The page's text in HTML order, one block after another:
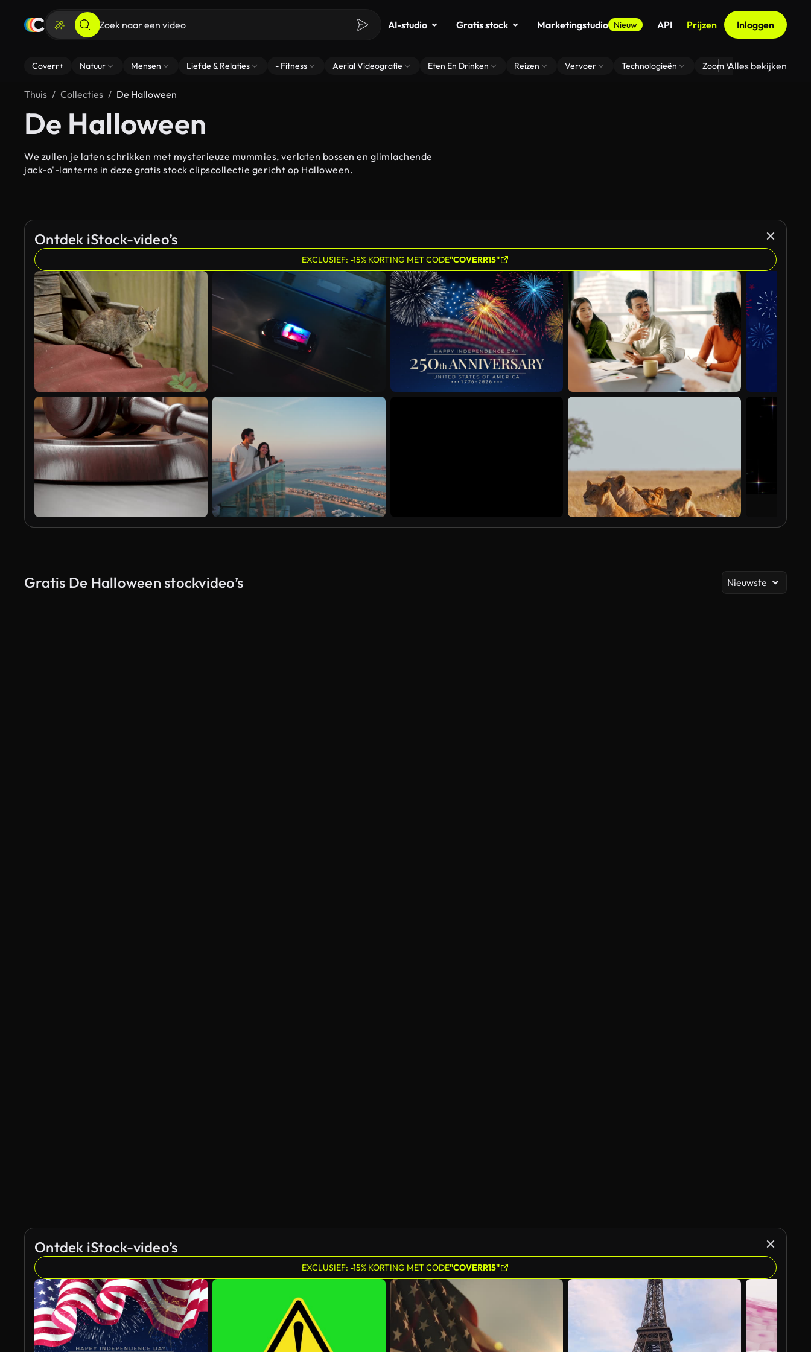
AI-studio Gratis stock Marketingstudio Nieuw API Prijzen Inloggen
Coverr+ Natuur Mensen Liefde & Relaties - Fitness Aerial Videografie Eten En Drinken Reizen Vervoer Technologieën Zoom Virtuele
Alles bekijken
Thuis Collecties De Halloween
De Halloween
We zullen je laten schrikken met mysterieuze mummies, verlaten bossen en glimlachende
jack-o'-lanterns in deze gratis stock clipscollectie gericht op Halloween.
Ontdek iStock-video’s
EXCLUSIEF: -15% KORTING MET CODE"COVERR15"
Gratis De Halloween stockvideo’s Nieuwste
Ontdek iStock-video’s
EXCLUSIEF: -15% KORTING MET CODE"COVERR15"